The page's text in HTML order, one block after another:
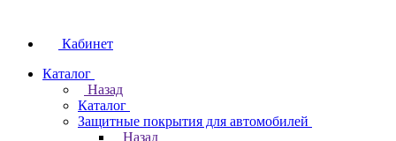
Кабинет
Каталог
Назад
Каталог
Защитные покрытия для автомобилей
Назад